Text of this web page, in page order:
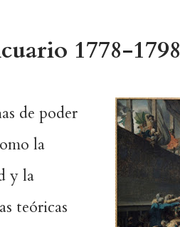
1778-1798
de poder
la
y la
teóricas